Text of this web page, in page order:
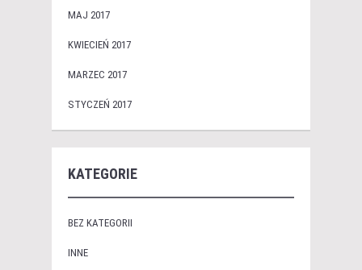
MAJ 2017
KWIECIEŃ 2017
MARZEC 2017
STYCZEŃ 2017
KATEGORIE
BEZ KATEGORII
INNE